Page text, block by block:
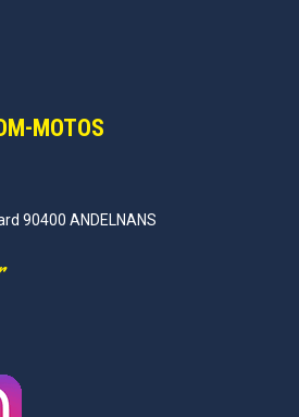
MOTOS
90400 ANDELNANS